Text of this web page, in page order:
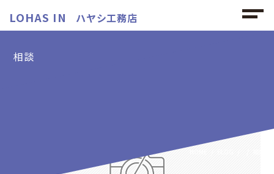
LOHAS IN ハヤシ工務店
相談